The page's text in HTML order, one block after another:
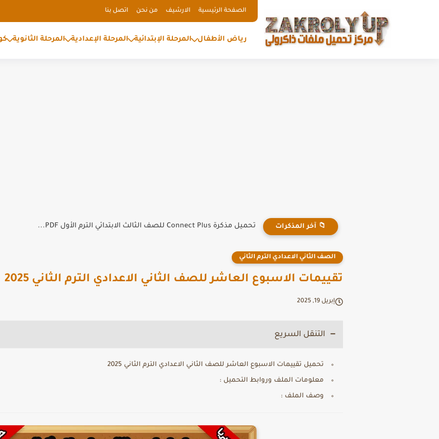
الصفحة الرئيسية الارشيف من نحن اتصل بنا
رياض الأطفال المرحلة الإبتدائية المرحلة الإعدادية المرحلة الثانوية
📁 آخر المذكرات تحميل مذكرة Connect Plus للصف الثالث الابتدائي الترم الأول PDF...
الصف الثاني الاعدادي الترم الثاني
تقييمات الاسبوع العاشر للصف الثاني الاعدادي الترم الثاني 2025
إبريل 19, 2025
التنقل السريع
تحميل تقييمات الاسبوع العاشر للصف الثاني الاعدادي الترم الثاني 2025
معلومات الملف وروابط التحميل :
وصف الملف :